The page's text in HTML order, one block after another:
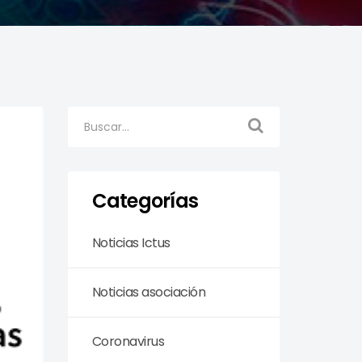
Categorías
Noticias Ictus
Noticias asociación
Coronavirus